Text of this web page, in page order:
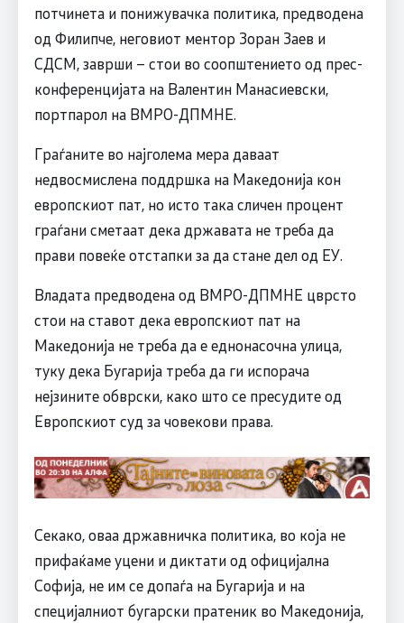
потчинета и понижувачка политика, предводена
од Филипче, неговиот ментор Зоран Заев и
СДСM, заврши – стои во соопштението од прес-
конференцијата на Валентин Манасиевски,
портпарол на ВМРО-ДПМНЕ.
Граѓаните во најголема мера даваат
недвосмислена поддршка на Македонија кон
европскиот пат, но исто така сличен процент
граѓани сметаат дека државата не треба да
прави повеќе отстапки за да стане дел од ЕУ.
Владата предводена од ВМРО-ДПМНЕ цврсто
стои на ставот дека европскиот пат на
Македонија не треба да е еднонасочна улица,
туку дека Бугарија треба да ги испорача
нејзините обврски, како што се пресудите од
Европскиот суд за човекови права.
Секако, оваа државничка политика, во која не
прифаќаме уцени и диктати од официјална
Софија, не им се допаѓа на Бугарија и на
специјалниот бугарски пратеник во Македонија,